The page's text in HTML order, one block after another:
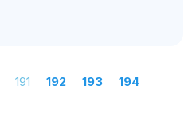
191 192 193 194